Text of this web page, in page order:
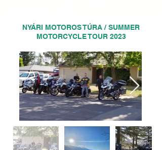
NYÁRI MOTOROS TÚRA / SUMMER
MOTORCYCLE TOUR 2023